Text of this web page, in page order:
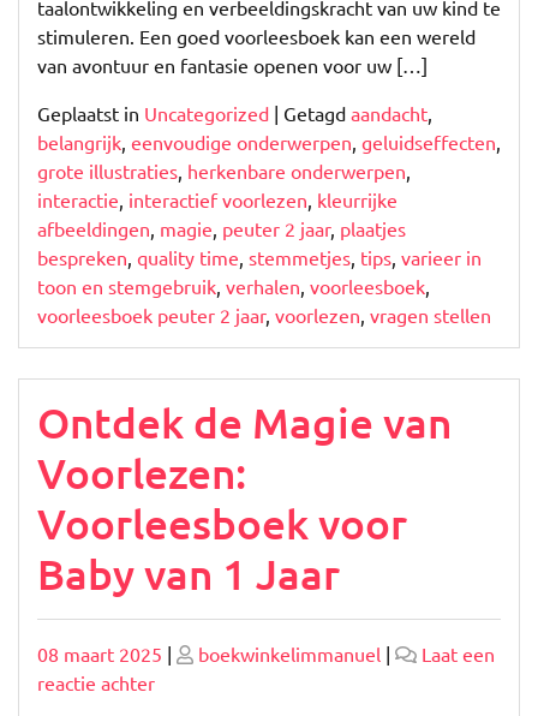
voor
Peuters
van
Jaar
taalontwikkeling en verbeeldingskracht van uw kind te
stimuleren. Een goed voorleesboek kan een wereld
van avontuur en fantasie openen voor uw […]
Geplaatst in Uncategorized | Getagd aandacht
belangrijk eenvoudige onderwerpen geluidseffecten
grote illustraties herkenbare onderwerpen
interactie interactief voorlezen kleurrijke
afbeeldingen magie peuter 2 jaar, plaatjes
bespreken quality time stemmetjes tips varieer in
toon en stemgebruik verhalen voorleesboek
voorleesboek peuter 2 jaar, voorlezen vragen stellen
Ontdek de Magie van
Voorlezen:
Voorleesboek voor
Baby van 1 Jaar
Geplaatst
op
08 maart 2025 | Geplaatst
boekwinkelimmanuel |
Laat een
reactie achterop